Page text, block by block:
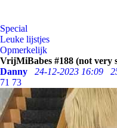
Special
Leuke lijstjes
Opmerkelijk
VrijMiBabes #188 (not very
Danny
24-12-2023 16:09
71 73